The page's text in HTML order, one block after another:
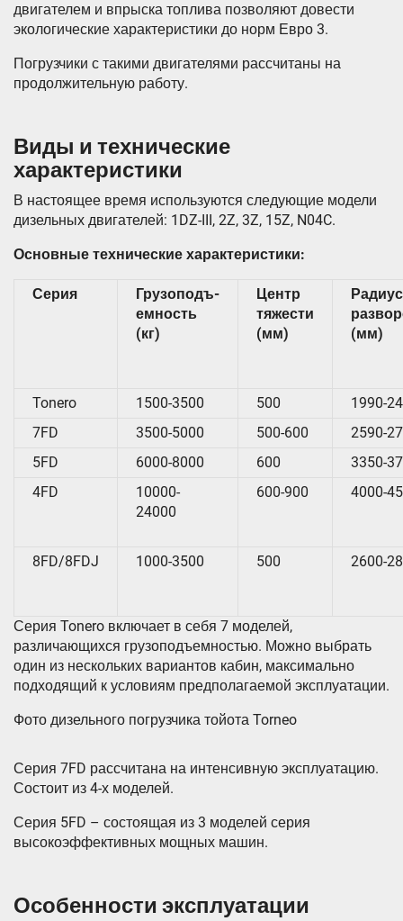
двигателем и впрыска топлива позволяют довести
экологические характеристики до норм Евро 3.
Погрузчики с такими двигателями рассчитаны на
продолжительную работу.
Виды и технические
характеристики
В настоящее время используются следующие модели
дизельных двигателей: 1DZ-III, 2Z, 3Z, 15Z, N04C.
Основные технические характеристики:
Серия
Грузоподъ-
емность
(кг)
Центр
тяжести
(мм)
Радиус
(мм)
Tonero 1500-3500 500
1990-
7FD
3500-5000 500-600
2590-
5FD
6000-8000 600
3350-
4FD
10000-
24000
600-900 4000-
8FD/8FDJ 1000-3500 500 2600-
Серия Tonero включает в себя 7 моделей,
различающихся грузоподъемностью. Можно выбрать
один из нескольких вариантов кабин, максимально
подходящий к условиям предполагаемой эксплуатации.
Фото дизельного погрузчика тойота Torneo
Серия 7FD рассчитана на интенсивную эксплуатацию.
Состоит из 4-х моделей.
Серия 5FD – состоящая из 3 моделей серия
высокоэффективных мощных машин.
Особенности эксплуатации